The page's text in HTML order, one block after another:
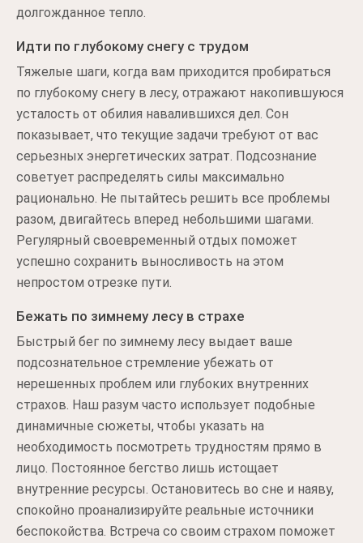
долгожданное тепло.
Идти по глубокому снегу с трудом
Тяжелые шаги, когда вам приходится пробираться
по глубокому снегу в лесу, отражают накопившуюся
усталость от обилия навалившихся дел. Сон
показывает, что текущие задачи требуют от вас
серьезных энергетических затрат. Подсознание
советует распределять силы максимально
рационально. Не пытайтесь решить все проблемы
разом, двигайтесь вперед небольшими шагами.
Регулярный своевременный отдых поможет
успешно сохранить выносливость на этом
непростом отрезке пути.
Бежать по зимнему лесу в страхе
Быстрый бег по зимнему лесу выдает ваше
подсознательное стремление убежать от
нерешенных проблем или глубоких внутренних
страхов. Наш разум часто использует подобные
динамичные сюжеты, чтобы указать на
необходимость посмотреть трудностям прямо в
лицо. Постоянное бегство лишь истощает
внутренние ресурсы. Остановитесь во сне и наяву,
спокойно проанализируйте реальные источники
беспокойства. Встреча со своим страхом поможет